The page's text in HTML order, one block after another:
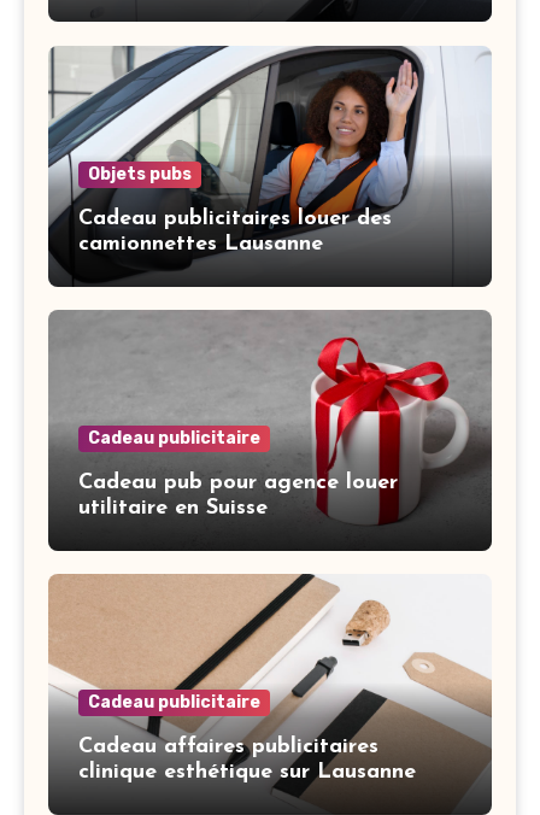
Objets pubs
Cadeau publicitaires louer des
camionnettes Lausanne
Cadeau publicitaire
Cadeau pub pour agence louer
utilitaire en Suisse
Cadeau publicitaire
Cadeau affaires publicitaires
clinique esthétique sur Lausanne